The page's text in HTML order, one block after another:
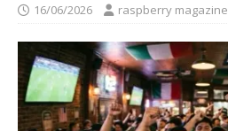
16/06/2026 raspberry magazine